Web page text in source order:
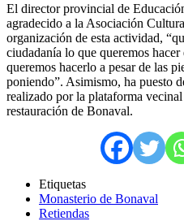
El director provincial de
agradecido a la Asociación
organización de esta actividad,
ciudadanía lo que queremos
queremos hacerlo a pesar de las
poniendo”. Asimismo, ha puesto
realizado por la plataforma
restauración de Bonaval.
Etiquetas
Monasterio de Bonaval
Retiendas